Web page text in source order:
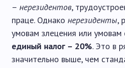
– нерезидентов,
праце. Однако нерезиденты,
умовам злецения или
единый налог – 20%. Это в
значительно выше, чем